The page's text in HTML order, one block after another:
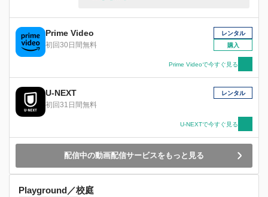
也)が“実名報道”に踏み切る。 過激な言葉で飾ら
れた記事は、瞬く間に世の中を震撼させ、薮下は
マスコミの標的となった。 誹謗中傷、裏切り、
停職、壊れていく日常。次から次へと底なしの絶
望が薮下をすり潰していく。 一方、律子を擁護
する声は多く、“550人もの大弁護団”が結成さ
れ、前代未聞の民事訴訟へと発展。 誰もが律子
側の勝利を切望し、確信していたのだが、法廷で
薮下の口から語られたのは― 「すべて事実無根
の“でっちあげ”」だという完全否認だった。 これ
Prime Video
初回30日間無料
レンタル
購入
Prime Videoで今すぐ見る
U-NEXT
初回31日間無料
レンタル
U-NEXTで今すぐ見る
配信中の動画配信サービスをもっと見る
Playground／校庭